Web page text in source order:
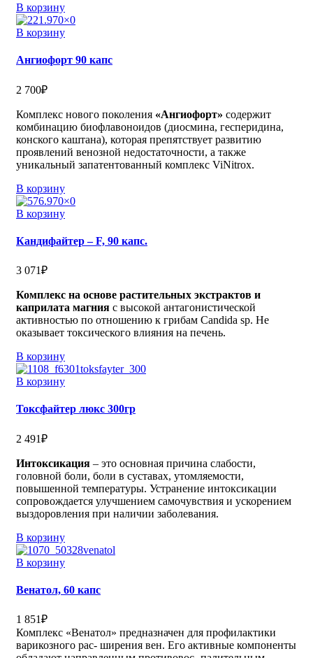
В корзину
В корзину
Ангиофорт 90 капс
2 700₽
Комплекс нового поколения «Ангиофорт» содержит
комбинацию биофлавоноидов (диосмина, гесперидина,
конского каштана), которая препятствует развитию
проявлений венозной недостаточности, а также
уникальный запатентованный комплекс ViNitrox.
В корзину
В корзину
Кандифайтер – F, 90 капс.
3 071₽
Комплекс на основе растительных экстрактов и
каприлата магния с высокой антагонистической
активностью по отношению к грибам Candida sp. Не
оказывает токсического влияния на печень.
В корзину
В корзину
Токсфайтер люкс 300гр
2 491₽
Интоксикация – это основная причина слабости,
головной боли, боли в суставах, утомляемости,
повышенной температуры. Устранение интоксикации
сопровождается улучшением самочувствия и ускорением
выздоровления при наличии заболевания.
В корзину
В корзину
Венатол, 60 капс
1 851₽
Комплекс «Венатол» предназначен для профилактики
варикозного рас- ширения вен. Его активные компоненты